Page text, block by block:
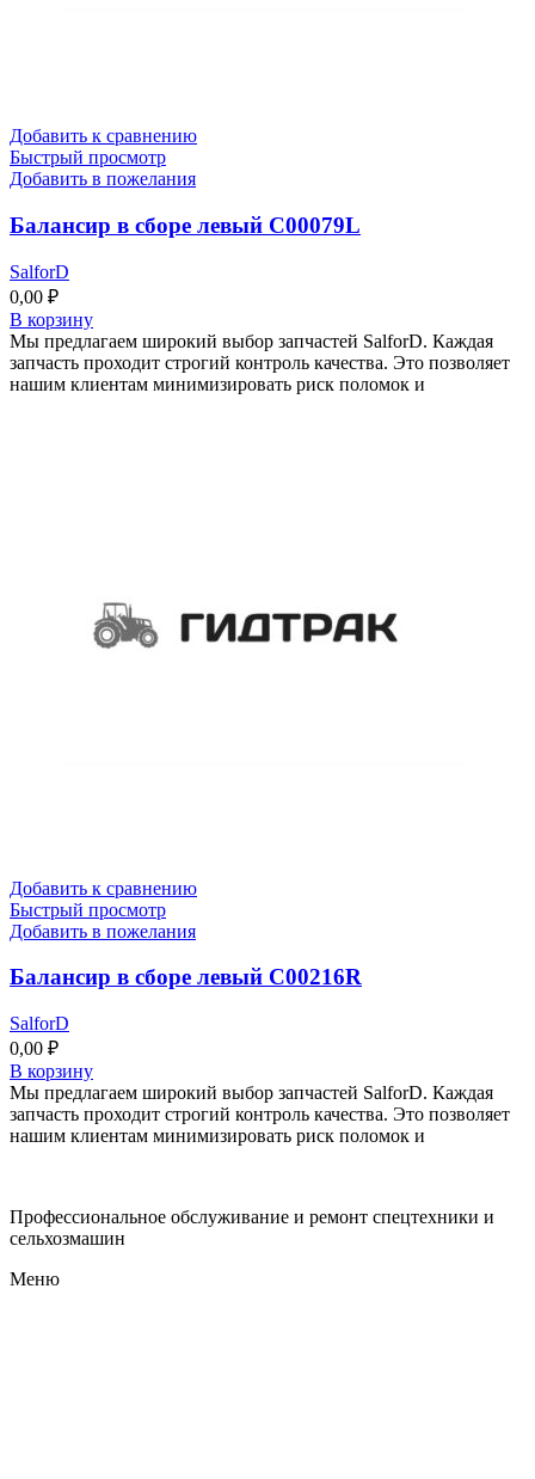
Добавить к сравнению
Быстрый просмотр
Добавить в пожелания
Балансир в сборе левый C00079L
SalforD
0,00 ₽
В корзину
Мы предлагаем широкий выбор запчастей SalforD. Каждая
запчасть проходит строгий контроль качества. Это позволяет
нашим клиентам минимизировать риск поломок и
Добавить к сравнению
Быстрый просмотр
Добавить в пожелания
Балансир в сборе левый C00216R
SalforD
0,00 ₽
В корзину
Мы предлагаем широкий выбор запчастей SalforD. Каждая
запчасть проходит строгий контроль качества. Это позволяет
нашим клиентам минимизировать риск поломок и
Профессиональное обслуживание и ремонт спецтехники и
сельхозмашин
Меню